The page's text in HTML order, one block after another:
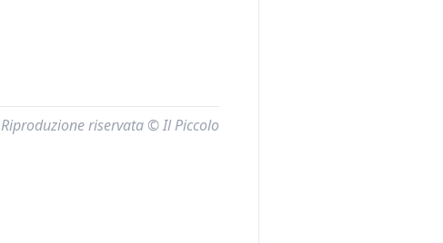
Riproduzione riservata © Il Piccolo